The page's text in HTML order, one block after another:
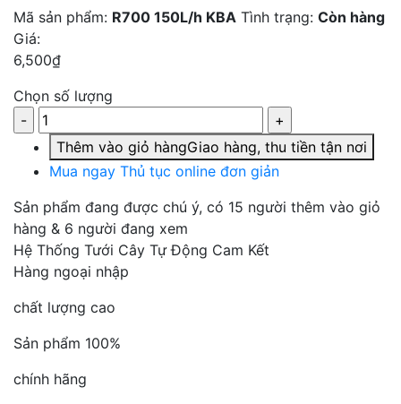
Mã sản phẩm: R700 150L/h KBA Tình trạng: Còn hàng
Giá:
6,500₫
Chọn số lượng
Thêm vào giỏ hàngGiao hàng, thu tiền tận nơi
Mua ngay Thủ tục online đơn giản
Sản phẩm đang được chú ý, có 15 người thêm vào giỏ
hàng & 6 người đang xem
Hệ Thống Tưới Cây Tự Động Cam Kết
Hàng ngoại nhập
chất lượng cao
Sản phẩm 100%
chính hãng